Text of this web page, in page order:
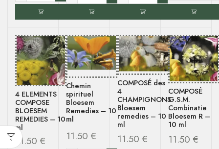
4 ELEMENTS
COMPOSE
BLOESEM
REMEDIES – 10
ml
11.50 €
Chemin
spirituel
Bloesem
Remedies – 10
ml
11.50€
COMPOSÉ des
4
CHAMPIGNONS
Bloesem
remedies– 10
ml
11.50 €
COMPOSÉ
G.S.M.
Combinatie
Bloesem R–
10 ml
11.50 €